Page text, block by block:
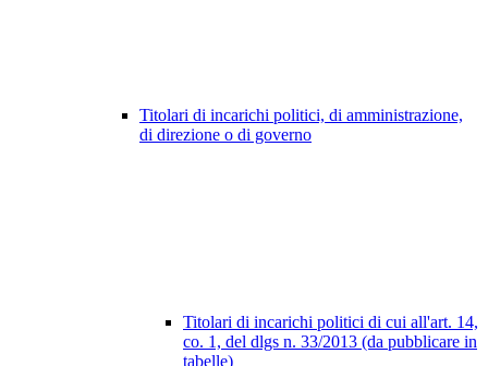
Titolari di incarichi politici, di amministrazione,
di direzione o di governo
Titolari di incarichi politici di cui all'art. 14,
co. 1, del dlgs n. 33/2013 (da pubblicare in
tabelle)